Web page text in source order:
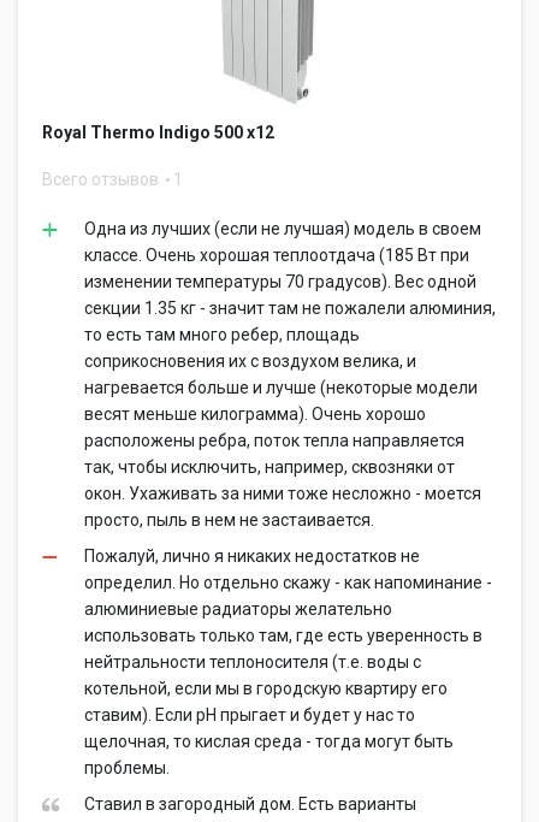
Royal Thermo Indigo 500 x12
Всего отзывов 1
Одна из лучших (если не лучшая) модель в своем
классе. Очень хорошая теплоотдача (185 Вт при
изменении температуры 70 градусов). Вес одной
секции 1.35 кг - значит там не пожалели алюминия,
то есть там много ребер, площадь
соприкосновения их с воздухом велика, и
нагревается больше и лучше (некоторые модели
весят меньше килограмма). Очень хорошо
расположены ребра, поток тепла направляется
так, чтобы исключить, например, сквозняки от
окон. Ухаживать за ними тоже несложно - моется
просто, пыль в нем не застаивается.
Пожалуй, лично я никаких недостатков не
определил. Но отдельно скажу - как напоминание -
алюминиевые радиаторы желательно
использовать только там, где есть уверенность в
нейтральности теплоносителя (т.е. воды с
котельной, если мы в городскую квартиру его
ставим). Если pH прыгает и будет у нас то
щелочная, то кислая среда - тогда могут быть
проблемы.
Ставил в загородный дом. Есть варианты